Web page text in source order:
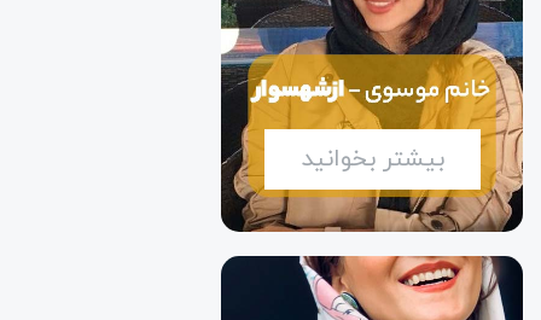
بیشتر بخوانید